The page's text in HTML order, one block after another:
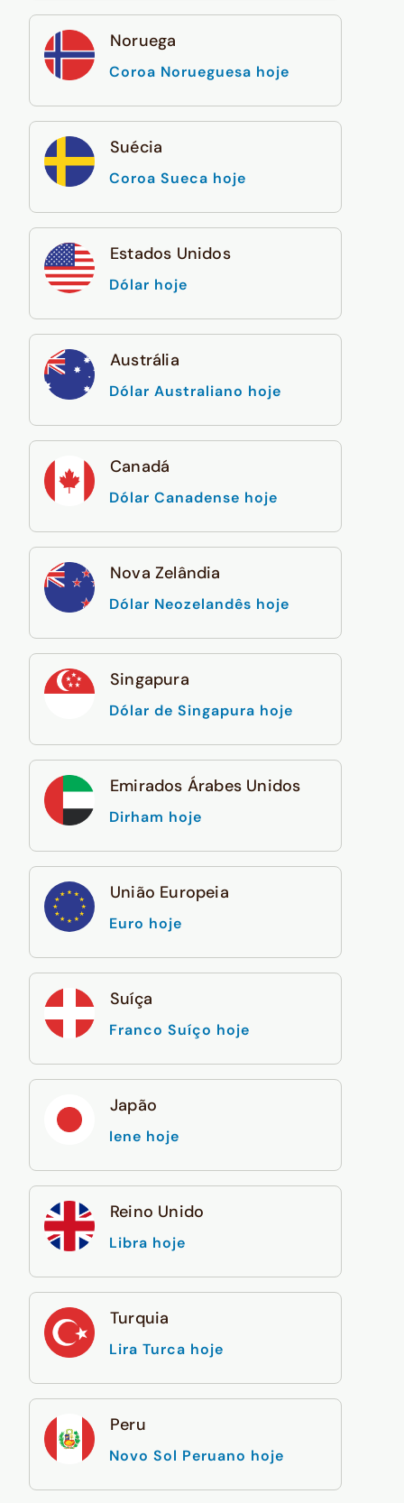
Noruega
Coroa Norueguesa hoje
Suécia
Coroa Sueca hoje
Estados Unidos
Dólar hoje
Austrália
Dólar Australiano hoje
Canadá
Dólar Canadense hoje
Nova Zelândia
Dólar Neozelandês hoje
Singapura
Dólar de Singapura hoje
Emirados Árabes Unidos
Dirham hoje
União Europeia
Euro hoje
Suíça
Franco Suíço hoje
Japão
Iene hoje
Reino Unido
Libra hoje
Turquia
Lira Turca hoje
Peru
Novo Sol Peruano hoje